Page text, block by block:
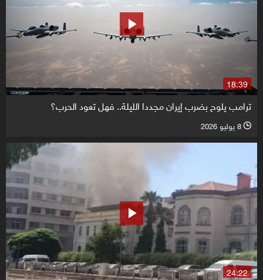
18:39
ترامب يلوح بضرب إيران مجددا الليلة.. فهل تعود الحرب؟
l 8 يوليو 2026
24:22